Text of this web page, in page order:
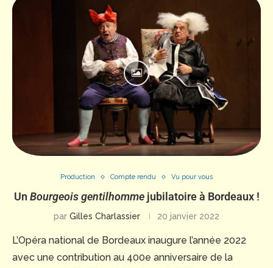
Production Compte rendu Vu pour vous
Un Bourgeois gentilhommejubilatoire à Bordeaux !
par Gilles Charlassier 20 janvier 2022
L’Opéra national de Bordeaux inaugure l’année 2022
avec une contribution au 400e anniversaire de la